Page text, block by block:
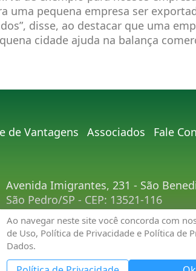
Ao navegar neste site você concorda com
de Uso, Política de Privacidade e Política de
Dados.
uma pequena empresa ser
disse, ao destacar que uma
cidade ajuda na balança
de Vantagens Associados Fale
Avenida Imigrantes, 231 - São
São Pedro/SP - CEP: 13521-116
Telefone:(19) 3481-9030
E-mail:acisp@acispsaopedro.com.br